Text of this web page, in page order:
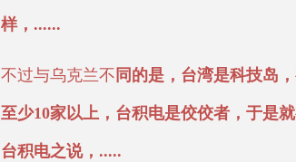
样，......
不过与乌克兰不 同的是，台湾是科技岛
至少10家以上，台积电是佼佼者，于是
台积电之说，.....